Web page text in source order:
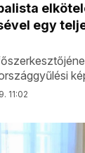
egy
11:02